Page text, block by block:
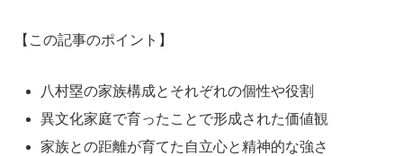
【この記事のポイント】
八村塁の家族構成とそれぞれの個性や役割
異文化家庭で育ったことで形成された価値観
家族との距離が育てた自立心と精神的な強さ